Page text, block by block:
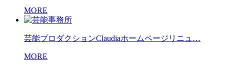
MORE
芸能プロダクションClaudiaホームページリニュ…
MORE